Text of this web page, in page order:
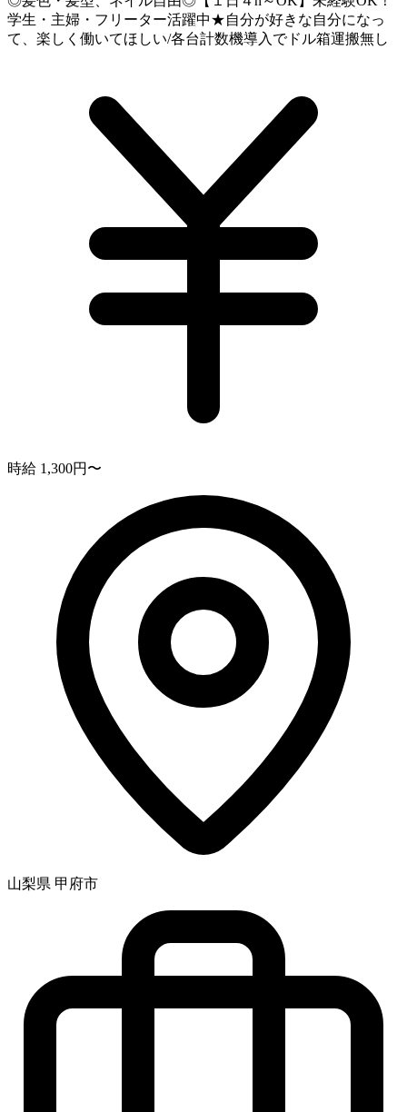
学生・主婦・フリーター活躍中★自分が好きな自分になっ
て、楽しく働いてほしい/各台計数機導入でドル箱運搬無し
時給 1,300円〜
山梨県 甲府市